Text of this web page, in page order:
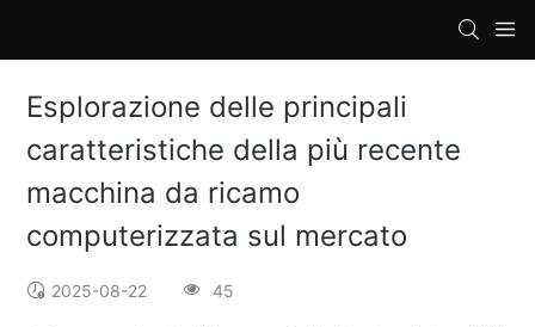
Esplorazione delle principali
caratteristiche della più recente
macchina da ricamo
computerizzata sul mercato
2025-08-22 45